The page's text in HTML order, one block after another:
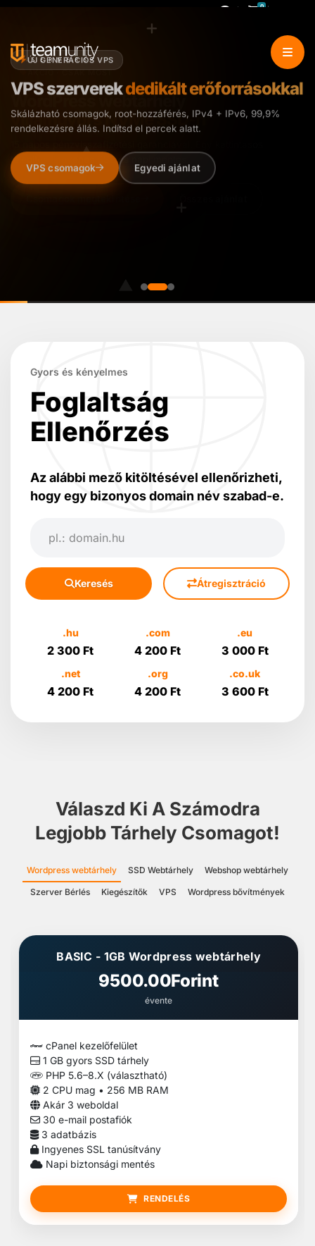
0
Kosár
ÚJ GENERÁCIÓS VPS
VPS szerverekdedikált erőforrásokkal
Skálázható csomagok, root-hozzáférés, IPv4 + IPv6, 99,9%
rendelkezésre állás. Indítsd el percek alatt.
VPS csomagok Egyedi ajánlat
Gyors és kényelmes
Foglaltság
Ellenőrzés
Az alábbi mező kitöltésével ellenőrizheti,
hogy egy bizonyos domain név szabad-e.
Keresés Átregisztráció
.hu
2 300 Ft
.com
4 200 Ft
.eu
3 000 Ft
.net
4 200 Ft
.org
4 200 Ft
.co.uk
3 600 Ft
Válaszd Ki A Számodra
Legjobb Tárhely Csomagot!
Wordpress webtárhely SSD Webtárhely Webshop webtárhely
Szerver Bérlés Kiegészítők VPS Wordpress bővítmények
BASIC - 1GB Wordpress webtárhely
9500.00Forint
évente
cPanel kezelőfelület
1 GB gyors SSD tárhely
PHP 5.6–8.X (választható)
2 CPU mag • 256 MB RAM
Akár 3 weboldal
30 e-mail postafiók
3 adatbázis
Ingyenes SSL tanúsítvány
Napi biztonsági mentés
RENDELÉS